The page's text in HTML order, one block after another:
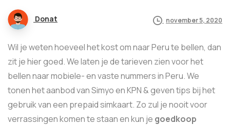
Donat november 5, 2020
Wil je weten hoeveel het kost om naar Peru te bellen, dan
zit je hier goed. We laten je de tarieven zien voor het
bellen naar mobiele- en vaste nummers in Peru. We
tonen het aanbod van Simyo en KPN & geven tips bij het
gebruik van een prepaid simkaart. Zo zul je nooit voor
verrassingen komen te staan en kun je goedkoop